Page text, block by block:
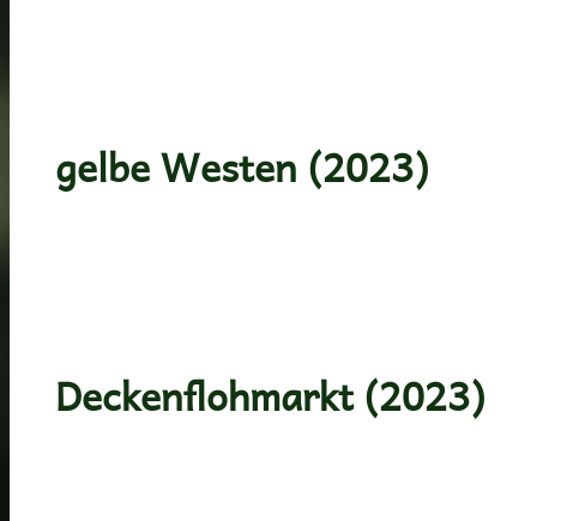
gelbe Westen (2023)
Deckenflohmarkt (2023)